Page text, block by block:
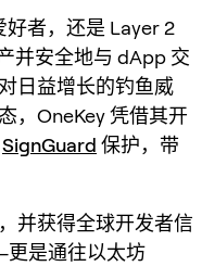
好者，还是 Layer 2
并安全地与 dApp 交
日益增长的钓鱼威
，OneKey 凭借其开
SignGuard 保护，带
并获得全球开发者信
是通往以太坊